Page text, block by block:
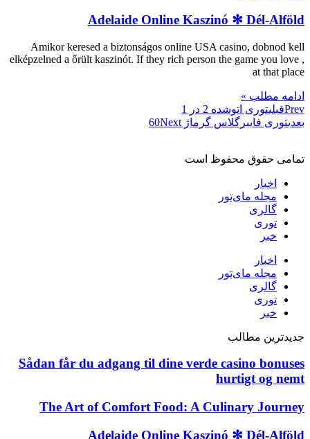
Adelaide Online Kaszinó ✻ Dél-Alföld
Amikor keresed a biztonságos online USA casino, dobnod kell
elképzelned a őrült kaszinót. If they rich person the game you love ,
at that place
ادامه مطلب »
Prevقبلیتوری اتوشده 2 در 1
بعدیتوری فایبرگلاس گرماژ 60 Next
تمامی حقوق محفوظ است
اخبار
مجله مای‌تور
گالری
توری
خبر
اخبار
مجله مای‌تور
گالری
توری
خبر
جدیدترین مطالب
Sådan får du adgang til dine verde casino bonuses
hurtigt og nemt
The Art of Comfort Food: A Culinary Journey
Adelaide Online Kaszinó ✻ Dél-Alföld